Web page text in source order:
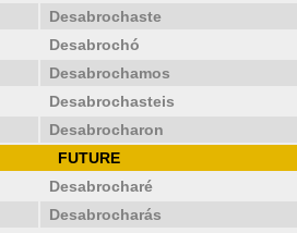
Desabrochaste
Desabrochó
Desabrochamos
Desabrochasteis
Desabrocharon
FUTURE
Desabrocharé
Desabrocharás